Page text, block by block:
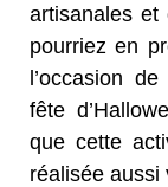
artisanales et
pourriez en
l’occasion
fête
que cette
réalisée aussi